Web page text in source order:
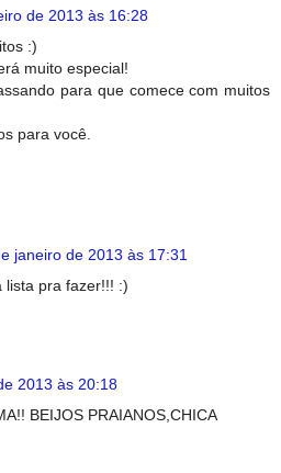
de 2013 às 16:28
:)
muito especial!
para que comece com muitos
para você.
janeiro de 2013 às 17:31
lista pra fazer!!! :)
2013 às 20:18
BEIJOS PRAIANOS,CHICA